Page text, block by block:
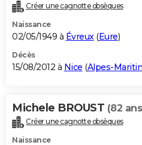
Créer une cagnotte obsèques
Naissance
02/05/1949 à Évreux(Eure)
Décès
15/08/2012 à Nice (Alpes-
Michele BROUST (82
Créer une cagnotte obsèques
Naissance